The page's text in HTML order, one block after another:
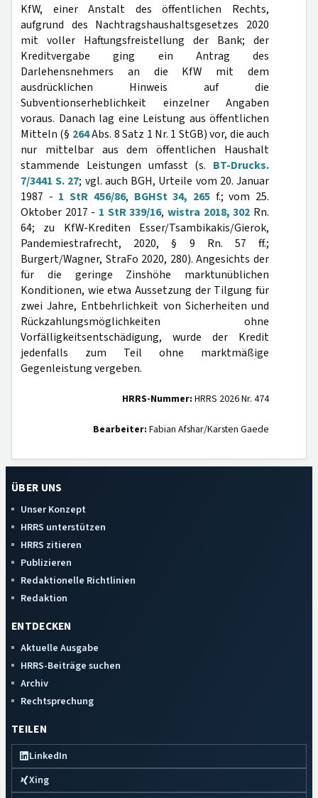
KfW, einer Anstalt des öffentlichen Rechts,
aufgrund des Nachtragshaushaltsgesetzes 2020
mit voller Haftungsfreistellung der Bank; der
Kreditvergabe ging ein Antrag des
Darlehensnehmers an die KfW mit dem
ausdrücklichen Hinweis auf die
Subventionserheblichkeit einzelner Angaben
voraus. Danach lag eine Leistung aus öffentlichen
Mitteln (§ 264Abs. 8 Satz 1 Nr. 1 StGB) vor, die auch
nur mittelbar aus dem öffentlichen Haushalt
stammende Leistungen umfasst (s. BT-Drucks.
7/3441 S. 27; vgl. auch BGH, Urteile vom 20. Januar
1987 - 1 StR 456/86, BGHSt 34, 265f.; vom 25.
Oktober 2017 - 1 StR 339/16,wistra 2018, 302 Rn.
64; zu KfW-Krediten Esser/Tsambikakis/Gierok,
Pandemiestrafrecht, 2020, § 9 Rn. 57 ff.;
Burgert/Wagner, StraFo 2020, 280). Angesichts der
für die geringe Zinshöhe marktunüblichen
Konditionen, wie etwa Aussetzung der Tilgung für
zwei Jahre, Entbehrlichkeit von Sicherheiten und
Rückzahlungsmöglichkeiten ohne
Vorfälligkeitsentschädigung, wurde der Kredit
jedenfalls zum Teil ohne marktmäßige
Gegenleistung vergeben.
HRRS-Nummer: HRRS 2026 Nr. 474
Bearbeiter: Fabian Afshar/Karsten Gaede
ÜBER UNS
Unser Konzept
HRRS unterstützen
HRRS zitieren
Publizieren
Redaktionelle Richtlinien
Redaktion
ENTDECKEN
Aktuelle Ausgabe
HRRS-Beiträge suchen
Archiv
Rechtsprechung
TEILEN
LinkedIn
Xing